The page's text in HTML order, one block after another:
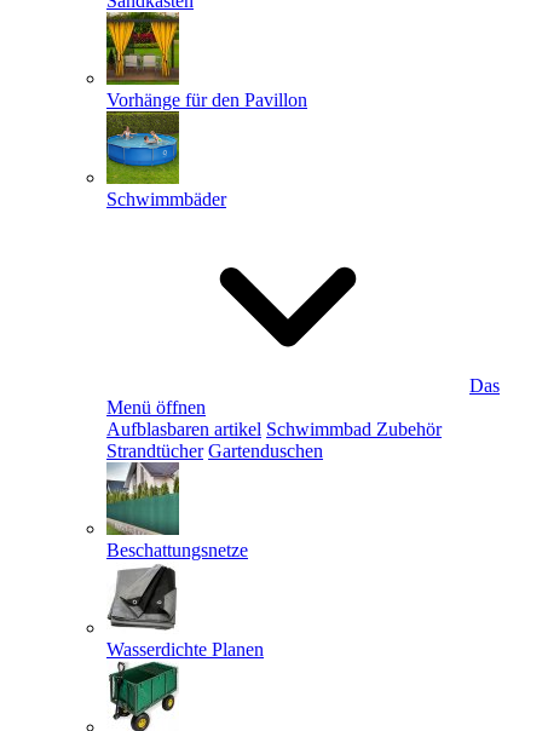
Vorhänge für den Pavillon
Schwimmbäder
Das
Menü öffnen
Aufblasbaren artikel Schwimmbad Zubehör
Strandtücher Gartenduschen
Beschattungsnetze
Wasserdichte Planen